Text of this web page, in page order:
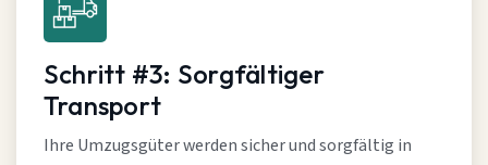
Schritt #3: Sorgfältiger
Transport
Ihre Umzugsgüter werden sicher und sorgfältig in